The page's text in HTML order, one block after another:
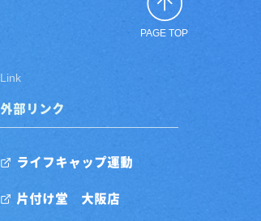
PAGE TOP
Link
外部リンク
ライフキャップ運動
片付け堂 大阪店